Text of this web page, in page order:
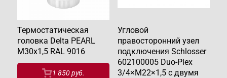
Термостатическая
головка Delta PEARL
M30x1,5 RAL 9016
1 850 руб.
Угловой
правосторонний узел
подключения Schlosser
602100005 Duo-Plex
3/4×М22×1,5 с двумя